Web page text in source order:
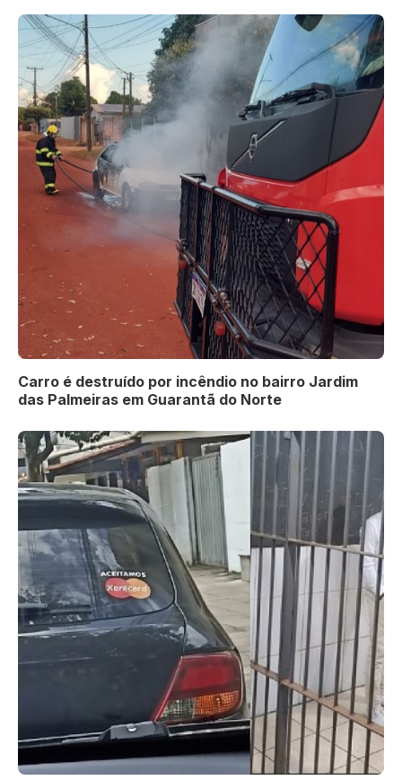
Carro é destruído por incêndio no bairro Jardim
das Palmeiras em Guarantã do Norte